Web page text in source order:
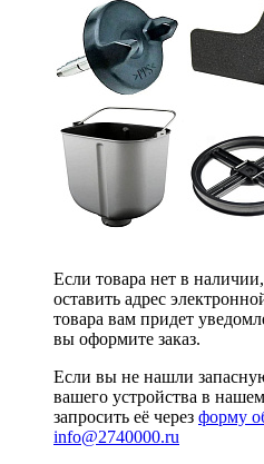
Если товара нет в
оставить адрес
товара вам придет
вы оформите заказ.
Если вы не нашли
вашего устройства в
запросить её через форму
info@2740000.ru